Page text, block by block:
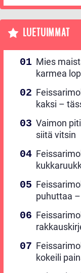
LUETUIMMAT
Mies
karmea
kaksi –
Vaimon
siitä vitsin
puhuttaa
kokeili